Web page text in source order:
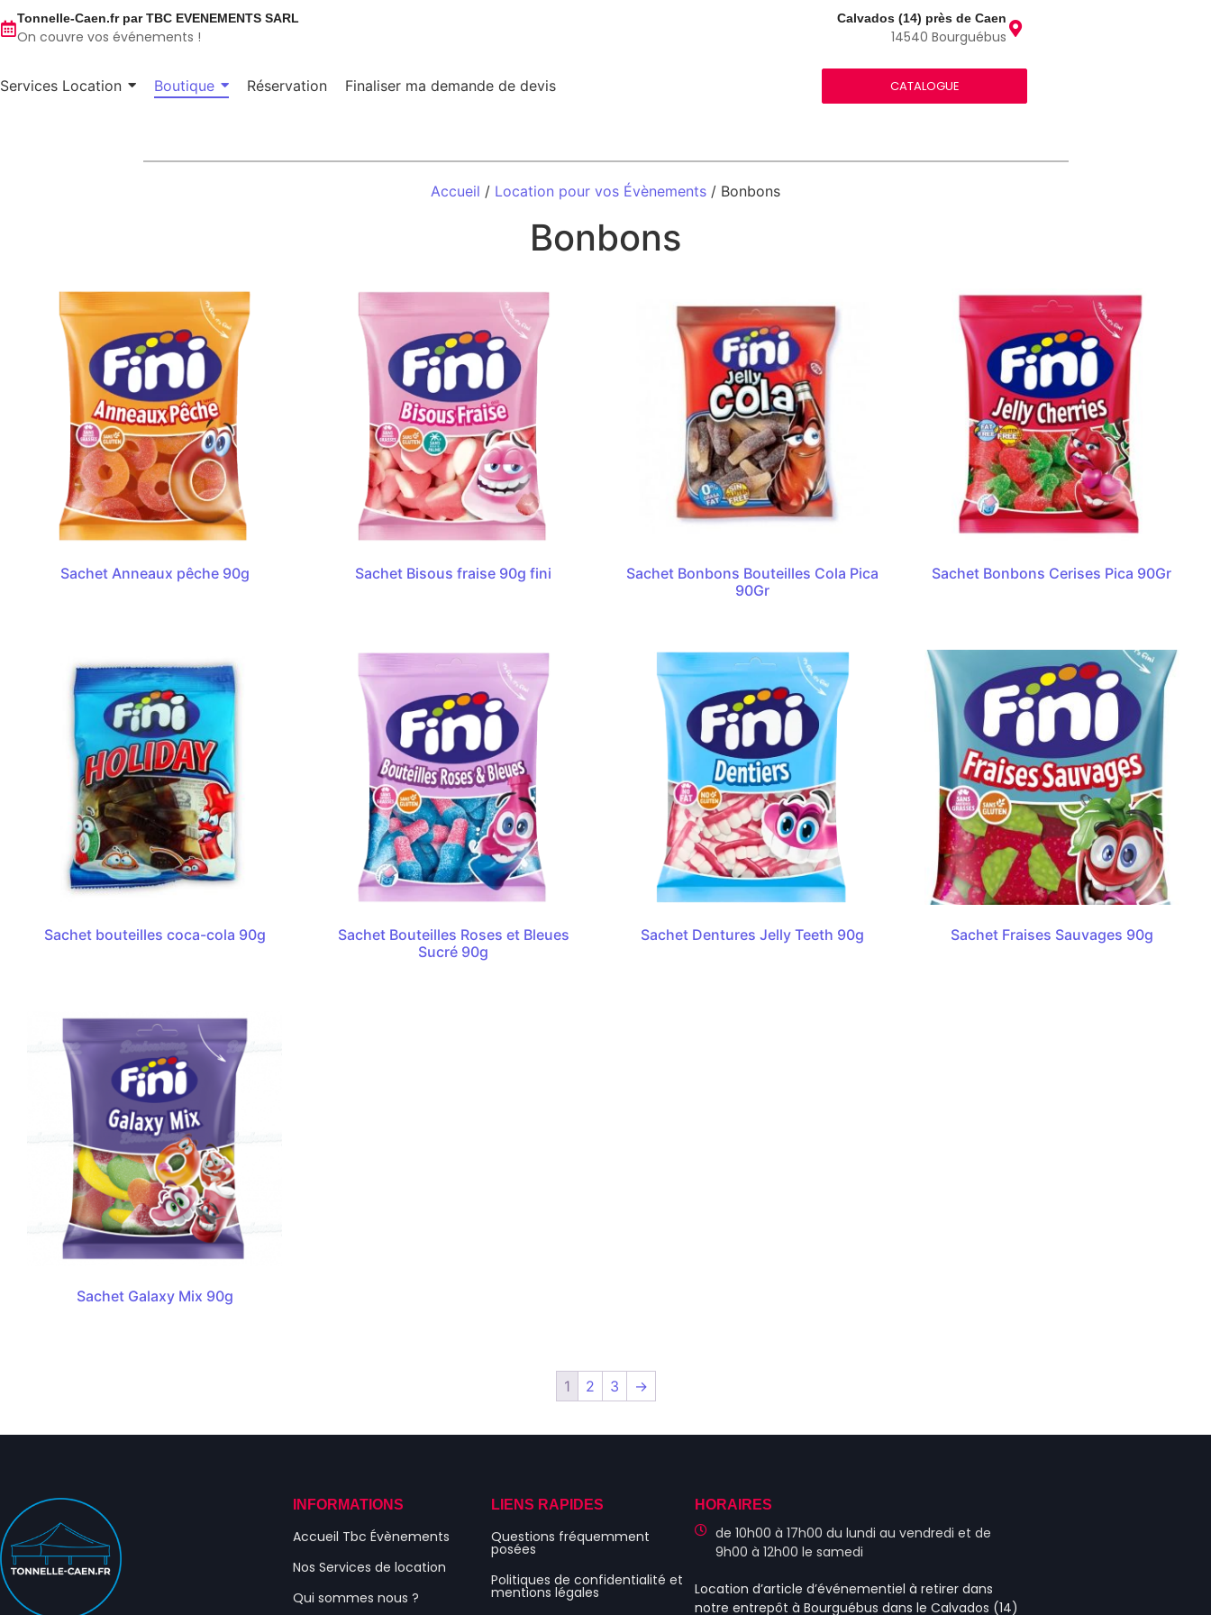
Tonnelle-Caen.fr par TBC EVENEMENTS SARL
On couvre vos événements !
Calvados (14) près de Caen
14540 Bourguébus
Services Location Boutique Réservation Finaliser ma demande de devis CATALOGUE
Accueil / Location pour vos Évènements / Bonbons
Bonbons
Sachet Anneaux pêche 90g Sachet Bisous fraise 90g fini
Sachet Bonbons Bouteilles Cola Pica
90Gr
Sachet Bonbons Cerises Pica 90Gr
Sachet bouteilles coca-cola 90g
Sachet Bouteilles Roses et Bleues
Sucré 90g
Sachet Dentures Jelly Teeth 90g Sachet Fraises Sauvages 90g
Sachet Galaxy Mix 90g
1 2 3 →
INFORMATIONS
Accueil Tbc Évènements
Nos Services de location
Qui sommes nous ?
LIENS RAPIDES
Questions fréquemment
posées
Politiques de confidentialité et
mentions légales
HORAIRES
de 10h00 à 17h00 du lundi au vendredi et de
9h00 à 12h00 le samedi
Location d’article d’événementiel à retirer dans
notre entrepôt à Bourguébus dans le Calvados (14)